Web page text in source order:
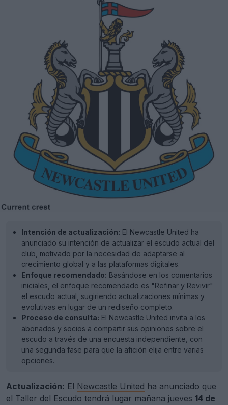
Intención de actualización: El Newcastle United ha
anunciado su intención de actualizar el escudo actual del
club, motivado por la necesidad de adaptarse al
crecimiento global y a las plataformas digitales.
Enfoque recomendado: Basándose en los comentarios
iniciales, el enfoque recomendado es "Refinar y Revivir"
el escudo actual, sugiriendo actualizaciones mínimas y
evolutivas en lugar de un rediseño completo.
Proceso de consulta: El Newcastle United invita a los
abonados y socios a compartir sus opiniones sobre el
escudo a través de una encuesta independiente, con
una segunda fase para que la afición elija entre varias
opciones.
Actualización: El Newcastle United ha anunciado que
el Taller del Escudo tendrá lugar mañana jueves 14 de